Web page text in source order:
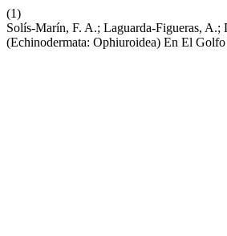
(1)
Solís-Marín, F. A.; Laguarda-Figueras,
(Echinodermata: Ophiuroidea) En El